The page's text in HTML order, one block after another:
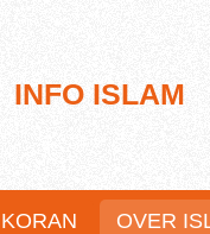
INFO ISLAM
KORAN OVER